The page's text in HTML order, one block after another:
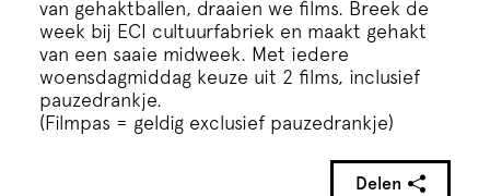
van gehaktballen, draaien we films. Breek de
week bij ECI cultuurfabriek en maakt gehakt
van een saaie midweek. Met iedere
woensdagmiddag keuze uit 2 films, inclusief
pauzedrankje.
(Filmpas = geldig exclusief pauzedrankje)
Delen